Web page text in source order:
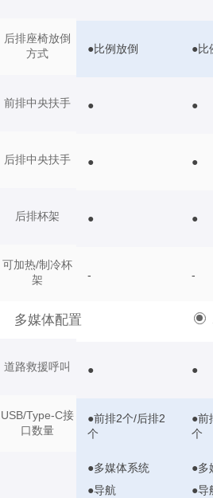
后排座椅放倒
方式
前排中央扶手
后排中央扶手
后排杯架
可加热/制冷杯
架
多媒体配置
道路救援呼叫
USB/Type-C接
口数量
●比例放倒 ●比
● ●
● ●
● ●
- -
● ●
●前排2个/后排2
个
●前
个
●多媒体系统
●导航
●多
●导